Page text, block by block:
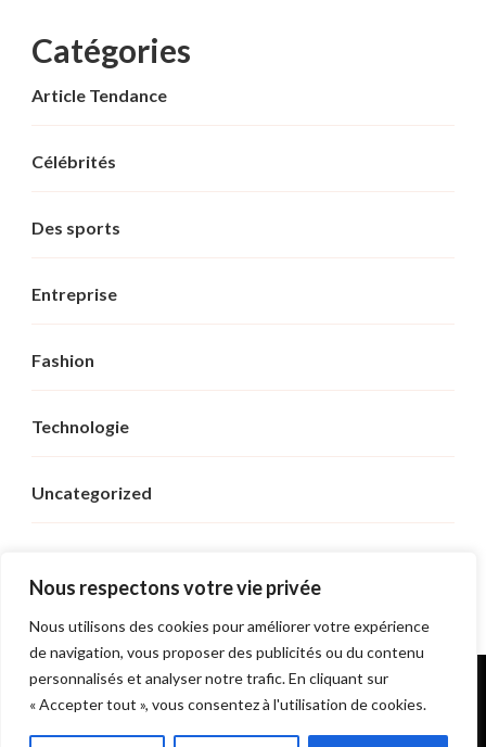
Nous respectons votre vie privée
Nous utilisons des cookies pour améliorer votre expérience
de navigation, vous proposer des publicités ou du contenu
personnalisés et analyser notre trafic. En cliquant sur
« Accepter tout », vous consentez à l'utilisation de cookies.
Catégories
Article Tendance
Célébrités
Des sports
Entreprise
Fashion
Technologie
Uncategorized
© Copyright 2026Sushi Royal. Tous droits réservés.